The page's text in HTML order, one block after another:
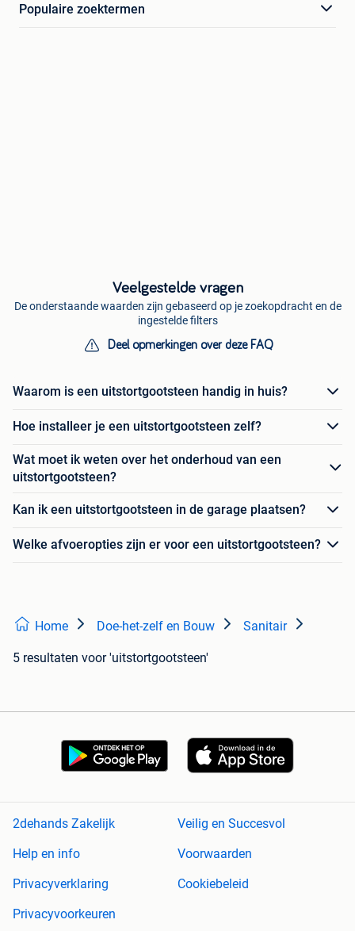
Populaire zoektermen
Veelgestelde vragen
De onderstaande waarden zijn gebaseerd op je zoekopdracht en de
ingestelde filters
Deel opmerkingen over deze FAQ
Waarom is een uitstortgootsteen handig in huis?
Hoe installeer je een uitstortgootsteen zelf?
Wat moet ik weten over het onderhoud van een
uitstortgootsteen?
Kan ik een uitstortgootsteen in de garage plaatsen?
Welke afvoeropties zijn er voor een uitstortgootsteen?
Home Doe-het-zelf en Bouw Sanitair
5 resultaten voor 'uitstortgootsteen'
2dehands Zakelijk
Veilig en Succesvol
Help en info
Voorwaarden
Privacyverklaring
Cookiebeleid
Privacyvoorkeuren